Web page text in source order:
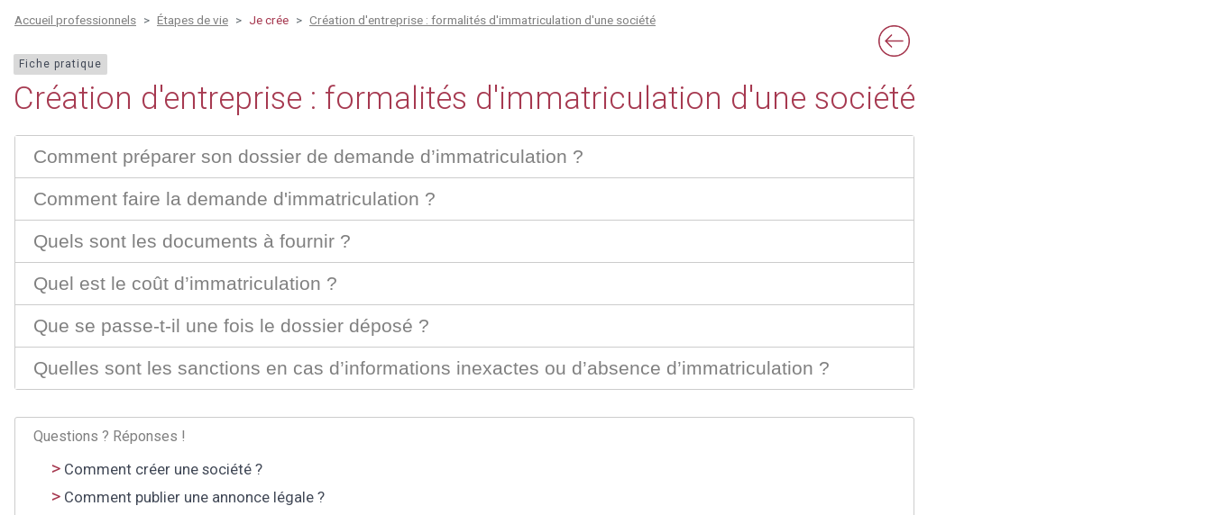
Accueil professionnels Étapes de vie Je crée Création d'entreprise : formalités d'immatriculation d'une société
Fiche pratique
Création d'entreprise : formalités d'immatriculation d'une société
Comment préparer son dossier de demande d’immatriculation ?
Comment faire la demande d'immatriculation ?
Quels sont les documents à fournir ?
Quel est le coût d’immatriculation ?
Que se passe-t-il une fois le dossier déposé ?
Quelles sont les sanctions en cas d’informations inexactes ou d’absence d’immatriculation ?
Questions ? Réponses !
Comment créer une société ?
Comment publier une annonce légale ?